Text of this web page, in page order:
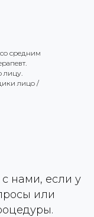
со средним
лицу.
лицо /
нами, если у
или